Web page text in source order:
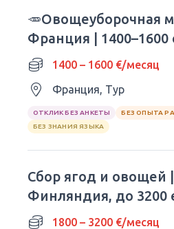
🥕Овощеуборочная
Франция | 1400–1600
1400 – 1600 €/месяц
Франция, Тур
ОТКЛИК БЕЗ АНКЕТЫ БЕЗ ОПЫТА
БЕЗ ЗНАНИЯ ЯЗЫКА
Сбор ягод и овощей |
Финляндия, до 3200
1800 – 3200 €/месяц